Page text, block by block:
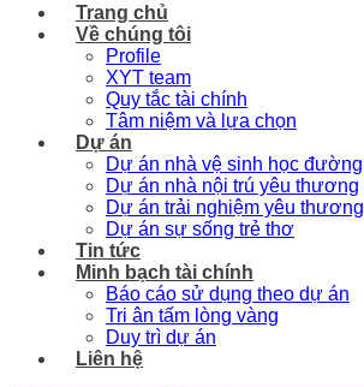
Trang chủ
Về chúng tôi
Profile
XYT team
Quy tắc tài chính
Tâm niệm và lựa chọn
Dự án
Dự án nhà vệ sinh học đường
Dự án nhà nội trú yêu thương
Dự án trải nghiệm yêu thương
Dự án sự sống trẻ thơ
Tin tức
Minh bạch tài chính
Báo cáo sử dụng theo dự án
Tri ân tấm lòng vàng
Duy trì dự án
Liên hệ